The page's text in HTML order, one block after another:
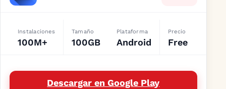
Instalaciones
100M+
Tamaño
100GB
Plataforma
Android
Precio
Free
Descargar en Google Play